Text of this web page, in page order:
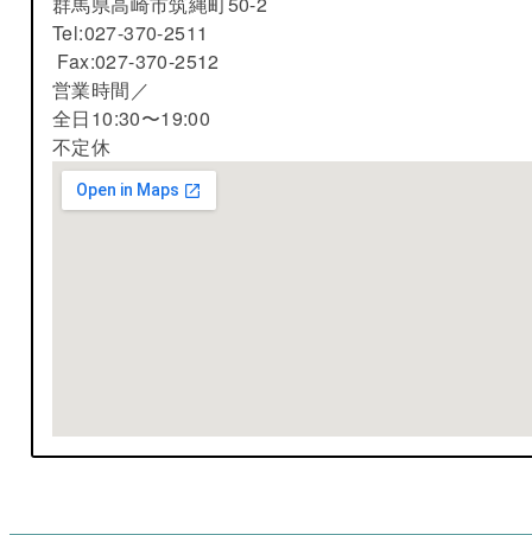
Tel:027-370-2511
Fax:027-370-2512
営業時間／
全日10:30〜19:00
不定休